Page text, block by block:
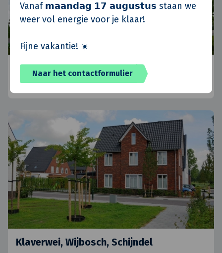
Vanaf 𝗺𝗮𝗮𝗻𝗱𝗮𝗴 𝟭𝟳 𝗮𝘂𝗴𝘂𝘀𝘁𝘂𝘀 staan we
weer vol energie voor je klaar!
Fijne vakantie! ☀️
Naar het contactformulier
Koninko, Polen
Posen, Polen•Standort Polen•Aktuelle
Klaverwei, Wijbosch, Schijndel